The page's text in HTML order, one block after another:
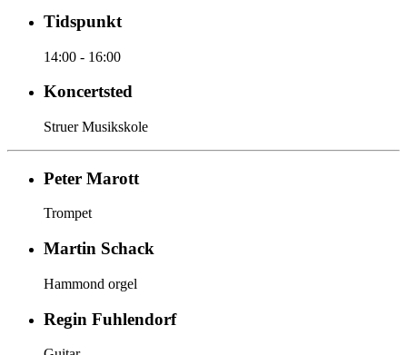
Tidspunkt
14:00 - 16:00
Koncertsted
Struer Musikskole
Peter Marott
Trompet
Martin Schack
Hammond orgel
Regin Fuhlendorf